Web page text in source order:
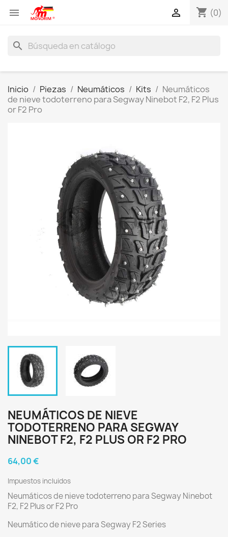
 shopping_cart (0)

search
Inicio Piezas Neumáticos Kits
Neumáticos
de nieve todoterreno para Segway Ninebot F2, F2 Plus
or F2 Pro
NEUMÁTICOS DE NIEVE
TODOTERRENO PARA SEGWAY
NINEBOT F2, F2 PLUS OR F2 PRO
64,00 €
Impuestos incluidos
Neumáticos de nieve todoterreno para Segway Ninebot
F2, F2 Plus or F2 Pro
Neumático de nieve para Segway F2 Series